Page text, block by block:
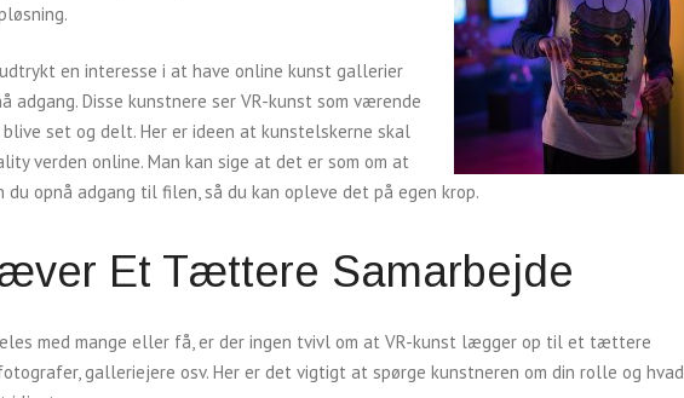
en interesse i at have online kunst gallerier
adgang. Disse kunstnere ser VR-kunst som værende
set og delt. Her er ideen at kunstelskerne skal
verden online. Man kan sige at det er som om at
du opnå adgang til filen, så du kan opleve det på egen krop.
Et Tættere Samarbejde
med mange eller få, er der ingen tvivl om at VR-kunst lægger op til et tættere
galleriejere osv. Her er det vigtigt at spørge kunstneren om din rolle og hvad